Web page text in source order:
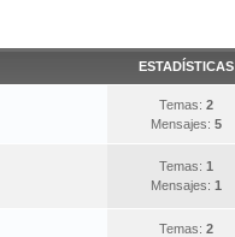
ESTADÍSTICAS
Temas: 2
Mensajes: 5
Temas: 1
Mensajes: 1
Temas: 2